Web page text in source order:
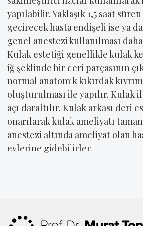
yapılabilir. Yaklaşık 1,5 saat
geçirecek hasta endişeli ise ya
genel anestezi kullanılması
Kulak estetiği genellikle kulak
iğ şeklinde bir deri parçasının
normal anatomik kıkırdak
oluşturulması ile yapılır. Kulak
açı daraltılır. Kulak arkası deri
onarılarak kulak ameliyatı
anestezi altında ameliyat olan
evlerine gidebilirler.